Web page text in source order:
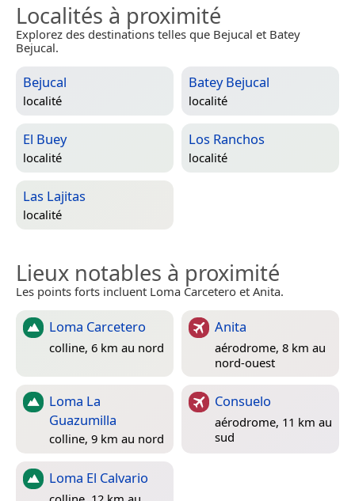
Localités à proximité
Explorez des destinations telles que Bejucal et Batey
Bejucal.
Bejucal
localité
Batey Bejucal
localité
El Buey
localité
Los Ranchos
localité
Las Lajitas
localité
Lieux notables à proximité
Les points forts incluent Loma Carcetero et Anita.
Loma Carcetero
colline, 6 km au nord
Anita
aérodrome, 8 km au
nord-ouest
Loma La
Guazumilla
colline, 9 km au nord
Consuelo
aérodrome, 11 km au
sud
Loma El Calvario